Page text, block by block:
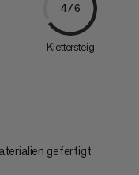
4/6
Klettersteig
gefertigt